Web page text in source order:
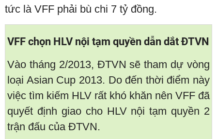
tức là VFF phải bù chi 7 tỷ đồng.
VFF chọn HLV nội tạm quyền dẫn dắt ĐTVN
Vào tháng 2/2013, ĐTVN sẽ tham dự vòng
loại Asian Cup 2013. Do đến thời điểm này
việc tìm kiếm HLV rất khó khăn nên VFF đã
quyết định giao cho HLV nội tạm quyền 2
trận đấu của ĐTVN.